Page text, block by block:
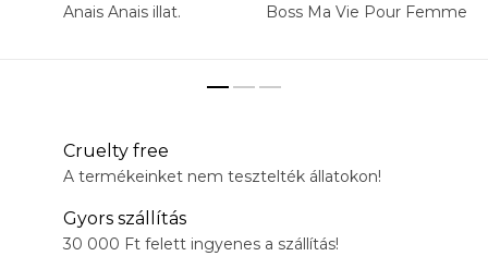
Anais Anais illat.
Boss Ma Vie Pour Femme
Cruelty free
A termékeinket nem tesztelték állatokon!
Gyors szállítás
30 000 Ft felett ingyenes a szállítás!